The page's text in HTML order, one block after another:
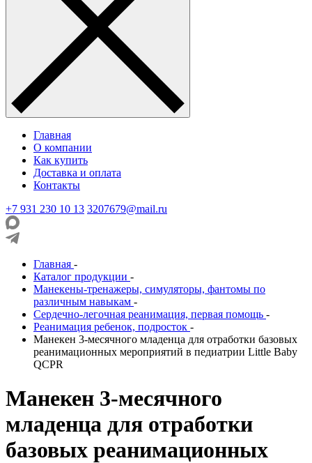
Главная
О компании
Как купить
Доставка и оплата
Контакты
+7 931 230 10 13 3207679@mail.ru
Главная -
Каталог продукции -
Манекены-тренажеры, симуляторы, фантомы по
различным навыкам -
Сердечно-легочная реанимация, первая помощь -
Реанимация ребенок, подросток -
Манекен 3-месячного младенца для отработки базовых
реанимационных мероприятий в педиатрии Little Baby
QCPR
Манекен 3-месячного
младенца для отработки
базовых реанимационных